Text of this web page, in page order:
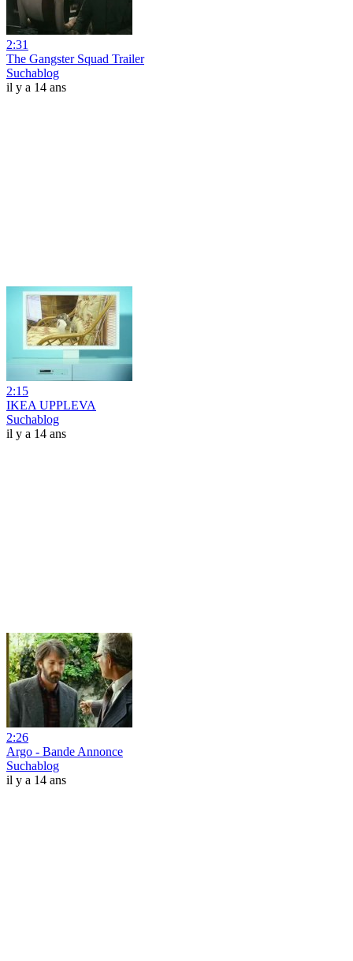
2:31
The Gangster Squad Trailer
Suchablog
il y a 14 ans
2:15
IKEA UPPLEVA
Suchablog
il y a 14 ans
2:26
Argo - Bande Annonce
Suchablog
il y a 14 ans